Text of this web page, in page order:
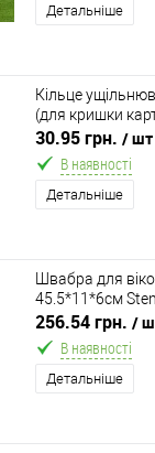
Детальніше
Кільце
(для кришки
насоса, Ø115
28601, 28602)
30.95 грн. / шт
В наявності
Детальніше
Швабра для
45.5*11*6см
256.54 грн. /
В наявності
Детальніше